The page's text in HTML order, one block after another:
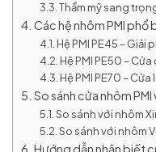
Thẩm mỹ sang
Các hệ nhôm PMI phổ
Hệ PMI PE45 – Giải
Hệ PMI PE50 –
Hệ PMI PE70 –
So sánh cửa nhôm
So sánh với nhôm
So sánh với nhôm
Hướng dẫn nhận biết